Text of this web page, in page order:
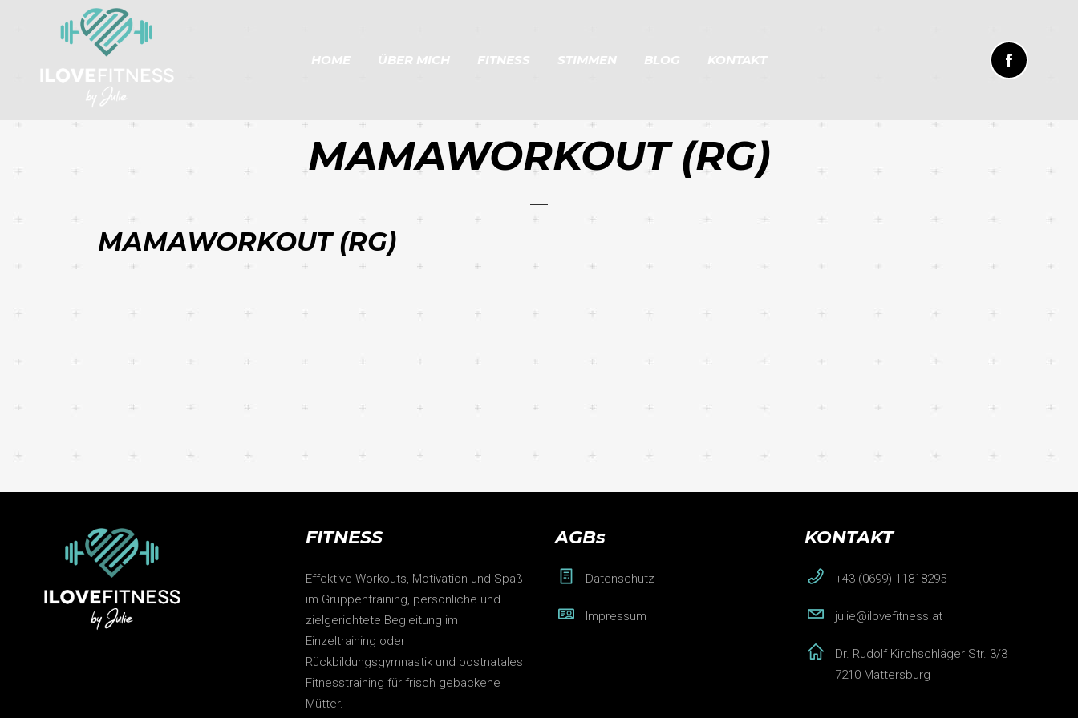
HOME ÜBER MICH FITNESS STIMMEN BLOG KONTAKT
MAMAWORKOUT (RG)
MAMAWORKOUT (RG)
FITNESS
Effektive Workouts, Motivation und Spaß
im Gruppentraining, persönliche und
zielgerichtete Begleitung im
Einzeltraining oder
Rückbildungsgymnastik und postnatales
Fitnesstraining für frisch gebackene
Mütter.
AGBs
Datenschutz
Impressum
KONTAKT
+43 (0699) 11818295
julie@ilovefitness.at
Dr. Rudolf Kirchschläger Str. 3/3
7210 Mattersburg